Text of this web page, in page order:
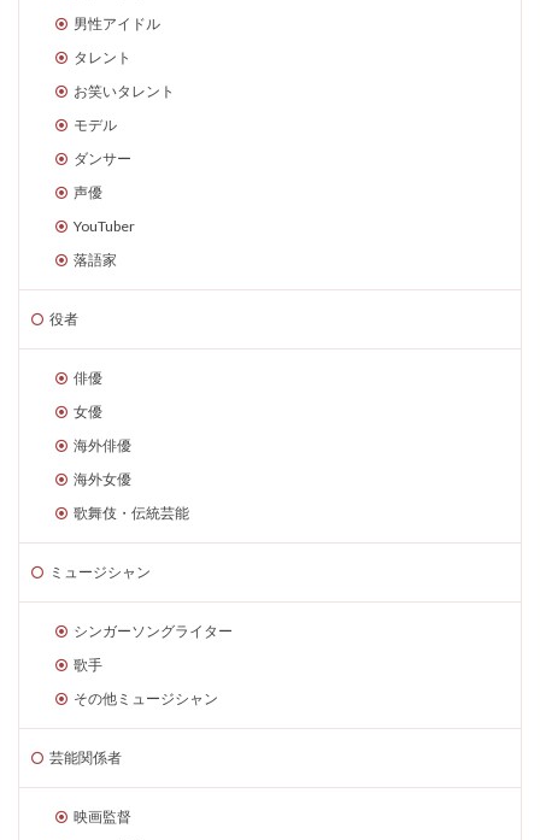
男性アイドル
タレント
お笑いタレント
モデル
ダンサー
声優
YouTuber
落語家
役者
俳優
女優
海外俳優
海外女優
歌舞伎・伝統芸能
ミュージシャン
シンガーソングライター
歌手
その他ミュージシャン
芸能関係者
映画監督